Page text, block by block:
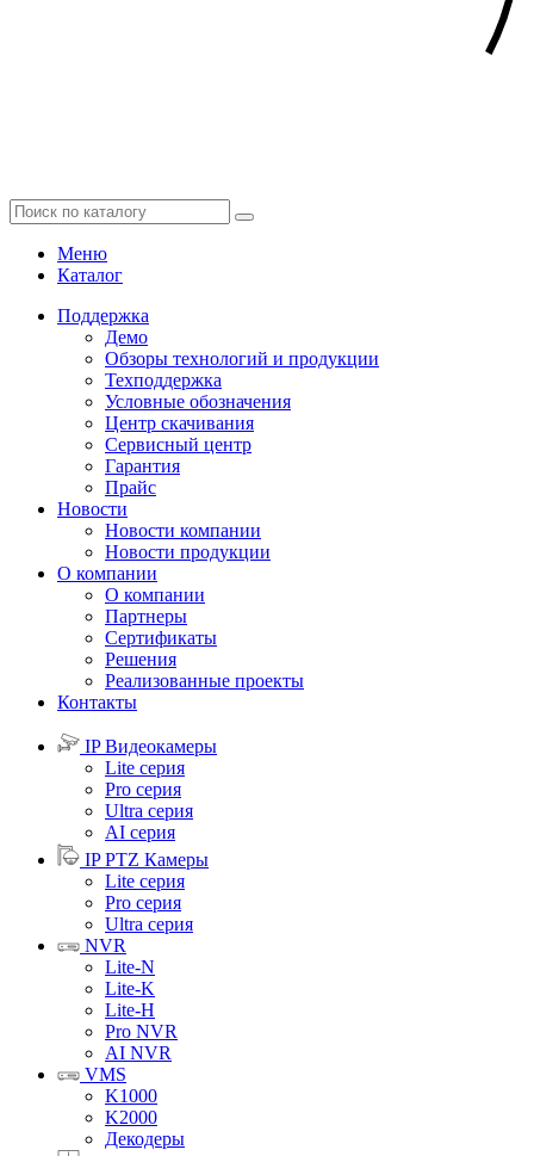
Меню
Каталог
Поддержка
Демо
Обзоры технологий и продукции
Техподдержка
Условные обозначения
Центр скачивания
Сервисный центр
Гарантия
Прайс
Новости
Новости компании
Новости продукции
О компании
О компании
Партнеры
Сертификаты
Решения
Реализованные проекты
Контакты
IP Видеокамеры
Lite серия
Pro серия
Ultra серия
AI серия
IP PTZ Камеры
Lite серия
Pro серия
Ultra серия
NVR
Lite-N
Lite-K
Lite-H
Pro NVR
AI NVR
VMS
K1000
K2000
Декодеры